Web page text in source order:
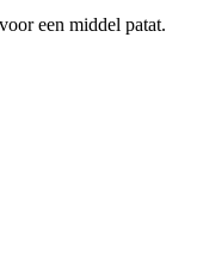
een middel patat.